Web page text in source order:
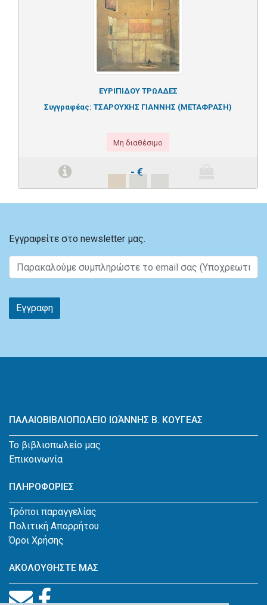
ΕΥΡΙΠΙΔΟΥ ΤΡΩΑΔΕΣ
Συγγραφέας: ΤΣΑΡΟΥΧΗΣ ΓΙΑΝΝΗΣ (ΜΕΤΑΦΡΑΣΗ)
Μη διαθέσιμο
- €
Εγγραφείτε στο newsletter μας.
Εγγραφη
ΠΑΛΑΙΟΒΙΒΛΙΟΠΩΛΕΙΟ ΙΩΆΝΝΗΣ Β. ΚΟΥΓΕΑΣ
Το βιβλιοπωλείο μας
Επικοινωνία
ΠΛΗΡΟΦΟΡΙΕΣ
Τρόποι παραγγελίας
Πολιτική Απορρήτου
Όροι Χρήσης
ΑΚΟΛΟΥΘΗΣΤΕ ΜΑΣ